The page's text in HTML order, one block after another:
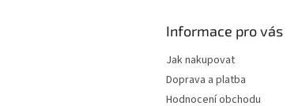
Informace pro vás
Jak nakupovat
Doprava a platba
Hodnocení obchodu